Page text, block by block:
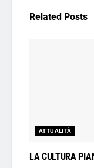
Related Posts
ATTUALITÀ
LA CULTURA